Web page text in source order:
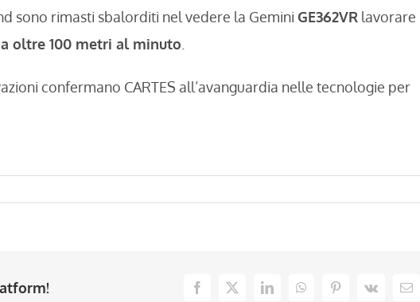
sono rimasti sbalorditi nel vedere la Gemini GE362VR lavorare
oltre 100 metri al minuto
confermano CARTES all’avanguardia nelle tecnologie per
Facebook
X LinkedInWhatsAppPinterest
Vk